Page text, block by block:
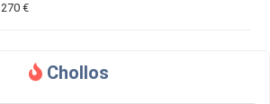
270 €
Chollos